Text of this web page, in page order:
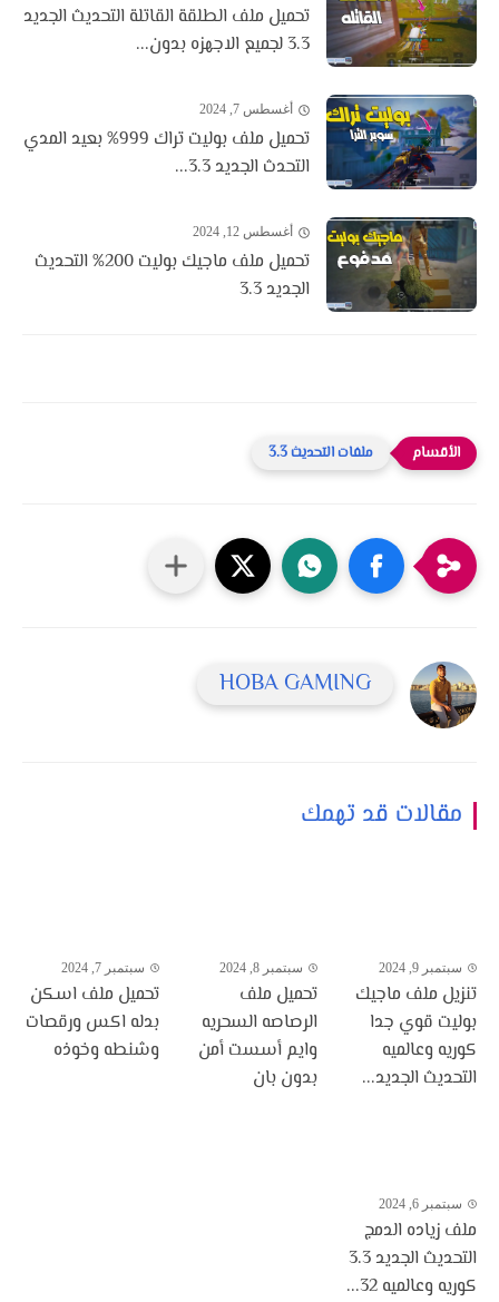
تحميل ملف الطلقة القاتلة التحديث الجديد
3.3 لجميع الاجهزه بدون...
أغسطس 7, 2024
تحميل ملف بوليت تراك 999% بعيد المدي
التحدث الجديد 3.3...
أغسطس 12, 2024
تحميل ملف ماجيك بوليت 200% التحديث
الجديد 3.3
ملفات التحديث 3.3
HOBA GAMING
مقالات قد تهمك
سبتمبر 9, 2024
تنزيل ملف ماجيك
بوليت قوي جدا
كوريه وعالميه
التحديث الجديد...
سبتمبر 8, 2024
تحميل ملف
الرصاصه السحريه
وايم أسست أمن
بدون بان
سبتمبر 7, 2024
تحميل ملف اسكن
بدله اكس ورقصات
وشنطه وخوذه
سبتمبر 6, 2024
ملف زياده الدمج
التحديث الجديد 3.3
كوريه وعالميه 32...